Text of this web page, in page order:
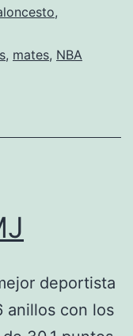
,
, mates, NBA
deportista
anillos con los